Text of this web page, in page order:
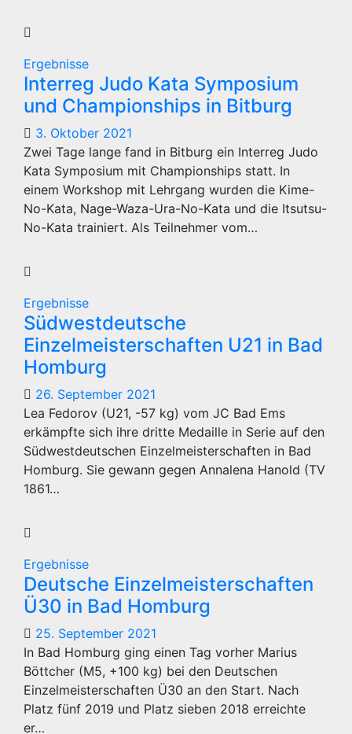
Ergebnisse
Interreg Judo Kata Symposium
und Championships in Bitburg
3. Oktober 2021
Zwei Tage lange fand in Bitburg ein Interreg Judo
Kata Symposium mit Championships statt. In
einem Workshop mit Lehrgang wurden die Kime-
No-Kata, Nage-Waza-Ura-No-Kata und die Itsutsu-
No-Kata trainiert. Als Teilnehmer vom…
Ergebnisse
Südwestdeutsche
Einzelmeisterschaften U21 in Bad
Homburg
26. September 2021
Lea Fedorov (U21, -57 kg) vom JC Bad Ems
erkämpfte sich ihre dritte Medaille in Serie auf den
Südwestdeutschen Einzelmeisterschaften in Bad
Homburg. Sie gewann gegen Annalena Hanold (TV
1861…
Ergebnisse
Deutsche Einzelmeisterschaften
Ü30 in Bad Homburg
25. September 2021
In Bad Homburg ging einen Tag vorher Marius
Böttcher (M5, +100 kg) bei den Deutschen
Einzelmeisterschaften Ü30 an den Start. Nach
Platz fünf 2019 und Platz sieben 2018 erreichte
er…